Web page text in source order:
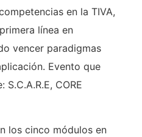
en la TIVA,
línea en
vencer paradigmas
Evento que
CORE
los cinco módulos en